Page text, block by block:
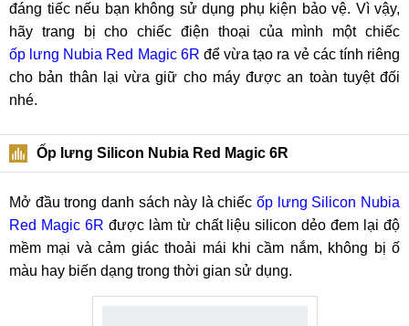
đáng tiếc nếu bạn không sử dụng phụ kiện bảo vệ. Vì vậy,
hãy trang bị cho chiếc điện thoại của mình một chiếc
ốp lưng Nubia Red Magic 6R để vừa tạo ra vẻ các tính riêng
cho bản thân lại vừa giữ cho máy được an toàn tuyệt đối
nhé.
Ốp lưng Silicon Nubia Red Magic 6R
Mở đầu trong danh sách này là chiếcốp lưng Silicon Nubia
Red Magic 6R được làm từ chất liệu silicon dẻo đem lại độ
mềm mại và cảm giác thoải mái khi cầm nắm, không bị ố
màu hay biến dạng trong thời gian sử dụng.